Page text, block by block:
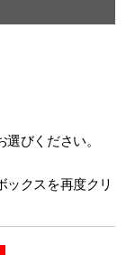
びください。
ックスを再度クリ